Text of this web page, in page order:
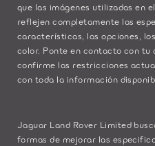
que las imágenes utilizadas en
reflejen completamente las
características, las opciones,
color. Ponte en contacto con tu
confirme las restricciones
con toda la información
Jaguar Land Rover Limited
formas de mejorar las